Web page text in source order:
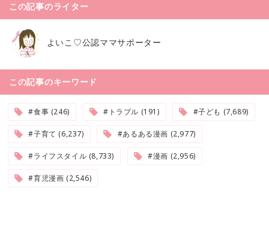
この記事のライター
よいこ♡公認ママサポーター
この記事のキーワード
#食事 (246) #トラブル (191) #子ども (7,689)
#子育て (6,237) #あるある漫画 (2,977)
#ライフスタイル (8,733) #漫画 (2,956)
#育児漫画 (2,546)